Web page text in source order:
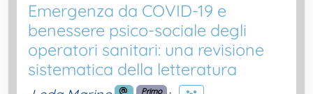
Emergenza da COVID-19 e
benessere psico-sociale degli
operatori sanitari: una revisione
sistematica della letteratura
Primo